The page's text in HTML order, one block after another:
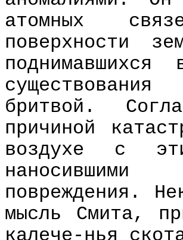
атомных
поверхности
бритвой.
причиной
воздухе с
повреждения.
мысль Смита,